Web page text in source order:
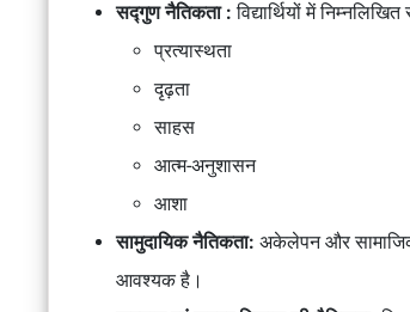
सद्गुण नैतिकता :विद्यार्थियों में
प्रत्यास्थता
दृढ़ता
साहस
आत्म-अनुशासन
आशा
सामुदायिक नैतिकता: अकेलेपन और सामाजिक
आवश्यक है।